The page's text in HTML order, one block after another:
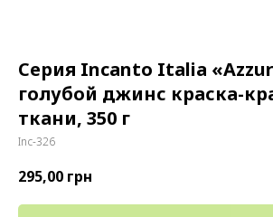
Серия Incanto Italia
голубой джинс краска-
ткани, 350 г
Inc-326
295,00 грн